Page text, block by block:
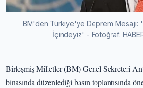
BM'den Türkiye'ye Deprem Mesajı:
İçindeyiz' - Fotoğraf:
Birleşmiş Milletler (BM) Genel Sekreteri
binasında düzenlediği basın toplantısında